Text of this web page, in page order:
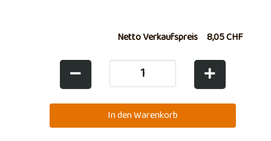
Netto Verkaufspreis 8,05 CHF